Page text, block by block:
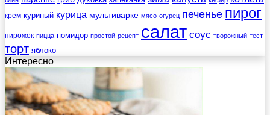
крем куриный курица мультиварке мясо огурец печенье пирог
пирожок пицца помидор простой рецепт салат соус творожный тест
торт яблоко
Интересно